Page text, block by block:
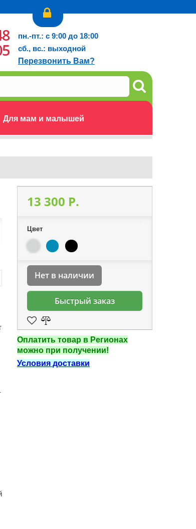
Для мам и малышей
пн.-пт.: с 9:00 до 18:00
сб., вс.: выходной
Перезвонить Вам?
13 300 P.
Цвет
Нет в наличии
Быстрый заказ
Оплатить товар в Регионах
можно при получении!
Условия доставки